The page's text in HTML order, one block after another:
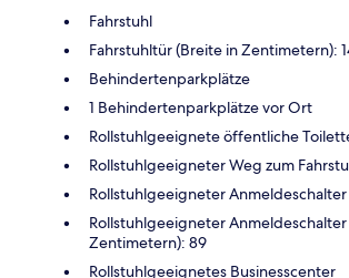
Fahrstuhl
Fahrstuhltür (Breite in Zentimetern):
Behindertenparkplätze
1 Behindertenparkplätze vor Ort
Rollstuhlgeeignete öffentliche
Rollstuhlgeeigneter Weg zum
Rollstuhlgeeigneter Anmeldeschalter
Rollstuhlgeeigneter Anmeldeschalter
Zentimetern): 89
Rollstuhlgeeignetes Businesscenter